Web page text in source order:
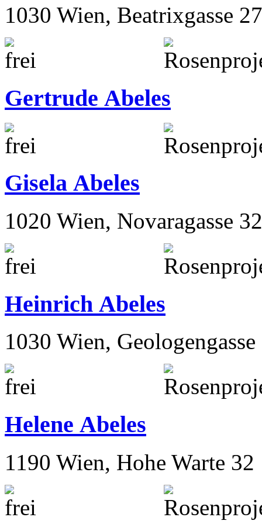
1030 Wien, Beatrixgasse
Gertrude Abeles
Gisela Abeles
1020 Wien, Novaragasse
Heinrich Abeles
1030 Wien,
Helene Abeles
1190 Wien, Hohe Warte 32